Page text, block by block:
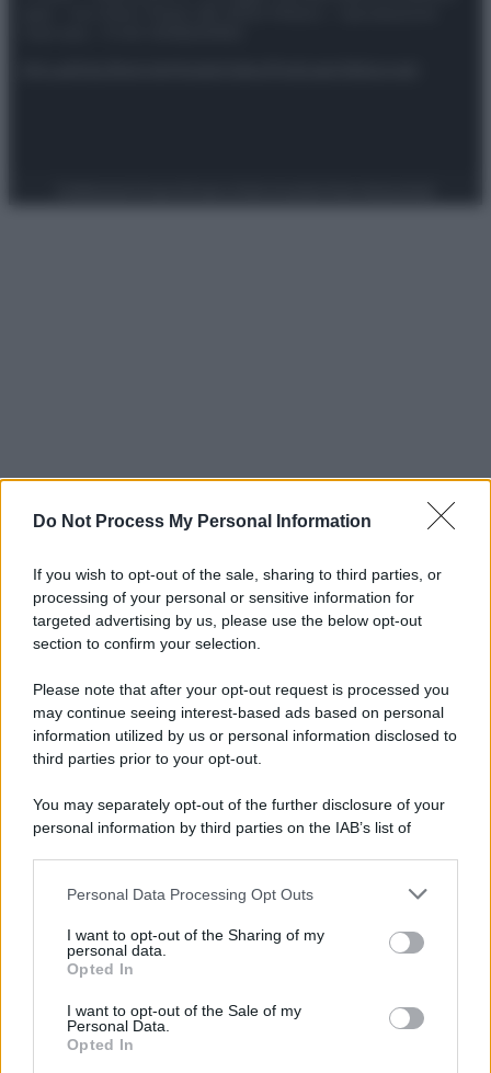
Do Not Process My Personal Information
If you wish to opt-out of the sale, sharing to third parties, or
processing of your personal or sensitive information for
targeted advertising by us, please use the below opt-out
section to confirm your selection.
Please note that after your opt-out request is processed you
may continue seeing interest-based ads based on personal
information utilized by us or personal information disclosed to
third parties prior to your opt-out.
You may separately opt-out of the further disclosure of your
personal information by third parties on the IAB’s list of
This information may also be disclosed by us to third parties
disclose it to other third parties.
Please note that this website/app uses one or more Google
services and may gather and store information including but
not limited to your visit or usage behaviour. You may click to
grant or deny consent to Google and its third-party tags to
Personal Data Processing Opt Outs
I want to opt-out of the Sharing of my
personal data.
Opted In
I want to opt-out of the Sale of my
Personal Data.
Opted In